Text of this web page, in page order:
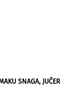
SNAGA, JUČER